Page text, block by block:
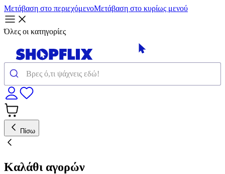
Μετάβαση στο περιεχόμενοΜετάβαση στο κυρίως μενού
Όλες οι κατηγορίες
Πίσω
Καλάθι αγορών